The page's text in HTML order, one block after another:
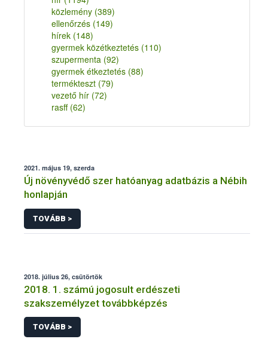
közlemény (389)
ellenőrzés (149)
hírek (148)
gyermek közétkeztetés (110)
szupermenta (92)
gyermek étkeztetés (88)
termékteszt (79)
vezető hír (72)
rasff (62)
2021. május 19, szerda
Új növényvédő szer hatóanyag adatbázis a Nébih
honlapján
TOVÁBB >
2018. július 26, csütörtök
2018. 1. számú jogosult erdészeti
szakszemélyzet továbbképzés
TOVÁBB >